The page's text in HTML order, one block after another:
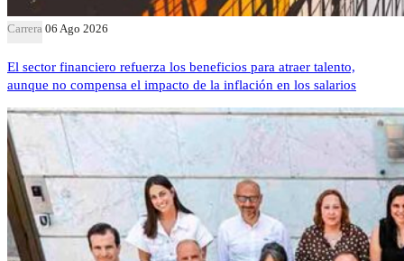
Carrera 06 Ago 2026
El sector financiero refuerza los beneficios para atraer talento,
aunque no compensa el impacto de la inflación en los salarios